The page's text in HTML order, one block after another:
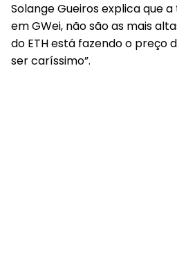
Solange Gueiros explica que
em GWei, não são as mais
do ETH está fazendo o preço
ser caríssimo”.